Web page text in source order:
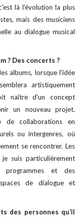
là l'évolution la plus
mais des musiciens
au dialogue musical
? Des concerts ?
albums, lorsque l'idée
artistiquement
naître d'un concept
un nouveau projet.
de collaborations en
ou intergenres, où
se rencontrer. Les
suis particulièrement
et des
de dialogue et
des personnes qu’il